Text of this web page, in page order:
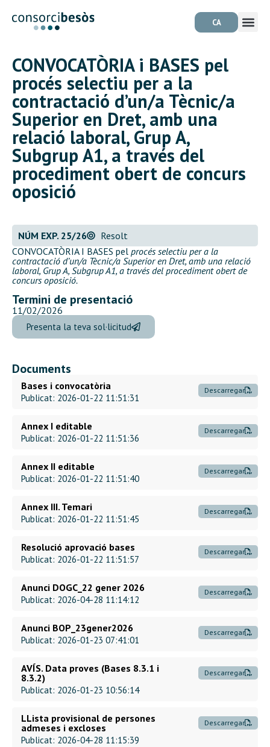
CA
CONVOCATÒRIA i BASES pel
procés selectiu per a la
contractació d’un/a Tècnic/a
Superior en Dret, amb una
relació laboral, Grup A,
Subgrup A1, a través del
procediment obert de concurs
oposició
NÚM EXP. 25/26
Resolt
CONVOCATÒRIA I BASES pel procés selectiu per a la
contractació d’un/a Tècnic/a Superior en Dret, amb una relació
laboral, Grup A, Subgrup A1, a través del procediment obert de
concurs oposició.
Termini de presentació
11/02/2026
Presenta la teva sol·licitud
Documents
Bases i convocatòria Descarregar
Publicat: 2026-01-22 11:51:31
Annex I editable Descarregar
Publicat: 2026-01-22 11:51:36
Annex II editable Descarregar
Publicat: 2026-01-22 11:51:40
Annex III. Temari Descarregar
Publicat: 2026-01-22 11:51:45
Resolució aprovació bases Descarregar
Publicat: 2026-01-22 11:51:57
Anunci DOGC_22 gener 2026 Descarregar
Publicat: 2026-04-28 11:14:12
Anunci BOP_23gener2026 Descarregar
Publicat: 2026-01-23 07:41:01
AVÍS. Data proves (Bases 8.3.1 i
8.3.2)
Descarregar
Publicat: 2026-01-23 10:56:14
LLista provisional de persones
admeses i excloses
Descarregar
Publicat: 2026-04-28 11:15:39